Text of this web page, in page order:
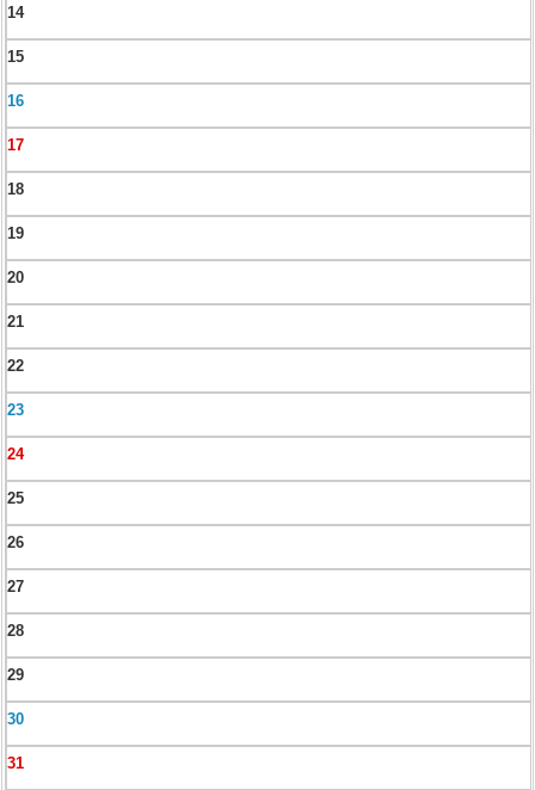
14
15
16
17
18
19
20
21
22
23
24
25
26
27
28
29
30
31